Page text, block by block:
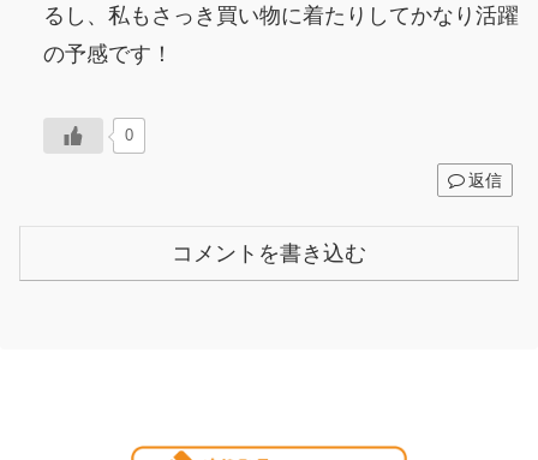
るし、私もさっき買い物に着たりしてかなり活躍
の予感です！
0
返信
コメントを書き込む